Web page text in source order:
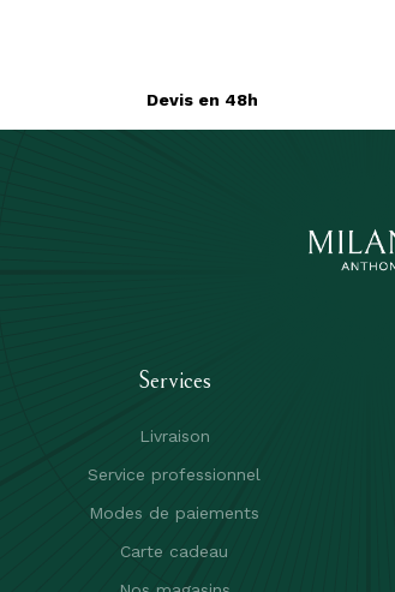
Devis en 48h
Services
Livraison
Service professionnel
Modes de paiements
Carte cadeau